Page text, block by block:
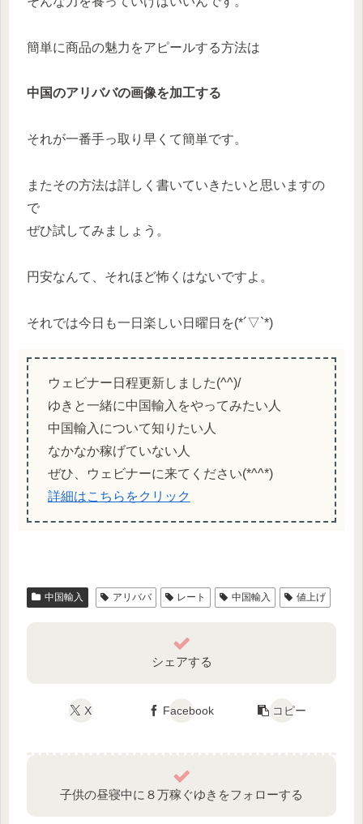
簡単に商品の魅力をアピールする方法は
中国のアリババの画像を加工する
それが一番手っ取り早くて簡単です。
またその方法は詳しく書いていきたいと思いますの
で
ぜひ試してみましょう。
円安なんて、それほど怖くはないですよ。
それでは今日も一日楽しい日曜日を(*´▽`*)
ウェビナー日程更新しました(^^)/
ゆきと一緒に中国輸入をやってみたい人
中国輸入について知りたい人
なかなか稼げていない人
ぜひ、ウェビナーに来てください(*^^*)
詳細はこちらをクリック
中国輸入 アリババ レート 中国輸入 値上げ
シェアする
X Facebook コピー
子供の昼寝中に８万稼ぐゆきをフォローする